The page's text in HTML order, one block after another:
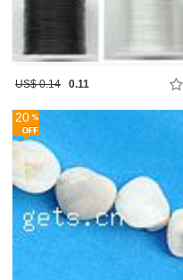
US$ 0.14 0.11
20